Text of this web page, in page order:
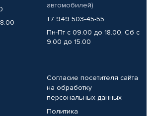
автомобилей)
+7 949 503-45-55
Пн-Пт с 09.00 до 18.00, Сб с
9.00 до 15.00
Согласие посетителя сайта
на обработку
персональных данных
Политика